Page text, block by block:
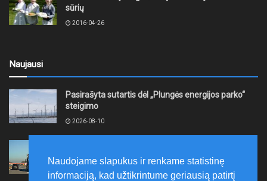
sūrių
2016-04-26
Naujausi
Pasirašyta sutartis dėl „Plungės energijos parko“
steigimo
2026-08-10
degalinėse sumažėjo
2026-08-10
Naudojame slapukus ir renkame statistinę
informaciją, kad užtikrintume geriausią patirtį